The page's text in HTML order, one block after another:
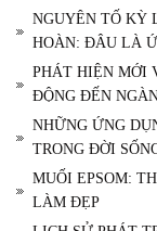
NGUYÊN TỐ KỲ
HOÀN: ĐÂU LÀ
PHÁT HIỆN MỚI
ĐỘNG ĐẾN
NHỮNG ỨNG
TRONG ĐỜI
MUỐI EPSOM:
LÀM ĐẸP